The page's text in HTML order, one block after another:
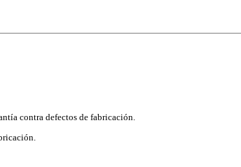
contra defectos de fabricación.